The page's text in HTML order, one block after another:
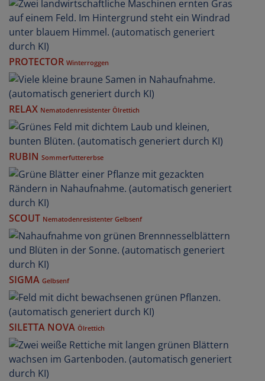
PROTECTOR Winterroggen
RELAX Nematodenresistenter Ölrettich
RUBIN Sommerfuttererbse
SCOUT Nematodenresistenter Gelbsenf
SIGMA Gelbsenf
SILETTA NOVA Ölrettich